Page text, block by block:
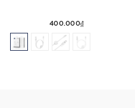
400.000₫